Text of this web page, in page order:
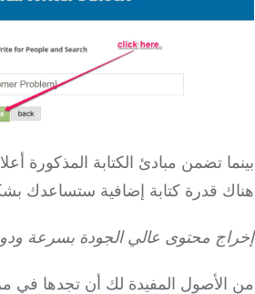
تضمن مبادئ الكتابة المذكورة أعلاه
قدرة كتابة إضافية ستساعدك بشكل
محتوى عالي الجودة بسرعة ودون
المفيدة لك أن تجدها في